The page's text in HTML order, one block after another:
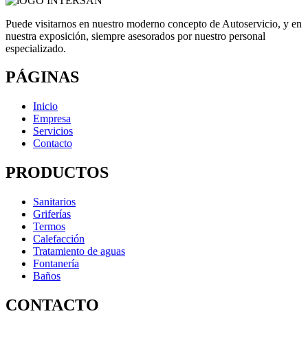
Puede visitarnos en nuestro moderno concepto de Autoservicio, y en
nuestra exposición, siempre asesorados por nuestro personal
especializado.
PÁGINAS
Inicio
Empresa
Servicios
Contacto
PRODUCTOS
Sanitarios
Griferías
Termos
Calefacción
Tratamiento de aguas
Fontanería
Baños
CONTACTO